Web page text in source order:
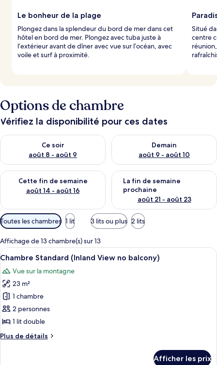
Le bonheur de la plage
Plongez dans la splendeur du bord de mer dans cet
hôtel en bord de mer. Plongez avec tuba juste à
l’extérieur avant de dîner avec vue sur l’océan, avec
voile et surf à proximité.
Situé
centre
Options de chambre
Vérifiez la disponibilité pour ces dates
Ce soir
août 8 - août 9
Vérifier la disponibilité pour ce soir août 8 - août 9
Demain
août 9 - août 10
Vérifier la disponibilité pour
Cette fin de semaine
août 14 - août 16
Vérifier la disponibilité pour cette fin de semaine août 14 -
La fin de semaine
prochaine
août 21 - août 23
Vérifier la disponibilité pour
Filtres
disponibles
pour
les
chambres
Toutes les chambres 1 lit 3 lits ou plus 2 lits
Affichage de 13 chambre(s) sur 13
Afficher
toutes
les
photos
pour
ce
type
chambre :
Une chambre d’hôtel avec un lit,
5
Chambre Standard (Inland View no balcony)
Vue sur la montagne
23 m²
1 chambre
2 personnes
1 lit double
Plus de détails
Plus
Afficher les prix